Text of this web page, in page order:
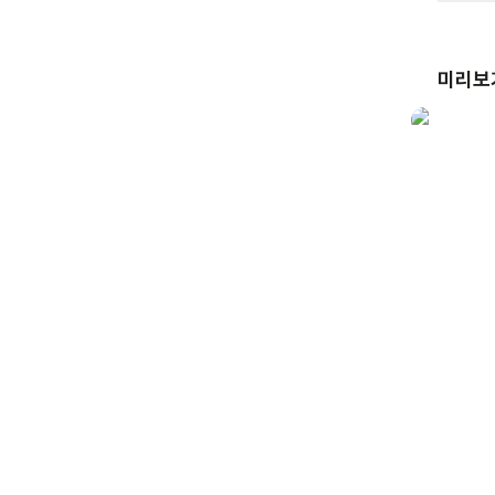
어린이
미리보